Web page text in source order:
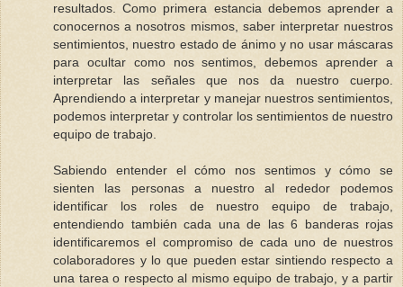
resultados. Como primera estancia debemos aprender a
conocernos a nosotros mismos, saber interpretar nuestros
sentimientos, nuestro estado de ánimo y no usar máscaras
para ocultar como nos sentimos, debemos aprender a
interpretar las señales que nos da nuestro cuerpo.
Aprendiendo a interpretar y manejar nuestros sentimientos,
podemos interpretar y controlar los sentimientos de nuestro
equipo de trabajo.
Sabiendo entender el cómo nos sentimos y cómo se
sienten las personas a nuestro al rededor podemos
identificar los roles de nuestro equipo de trabajo,
entendiendo también cada una de las 6 banderas rojas
identificaremos el compromiso de cada uno de nuestros
colaboradores y lo que pueden estar sintiendo respecto a
una tarea o respecto al mismo equipo de trabajo, y a partir